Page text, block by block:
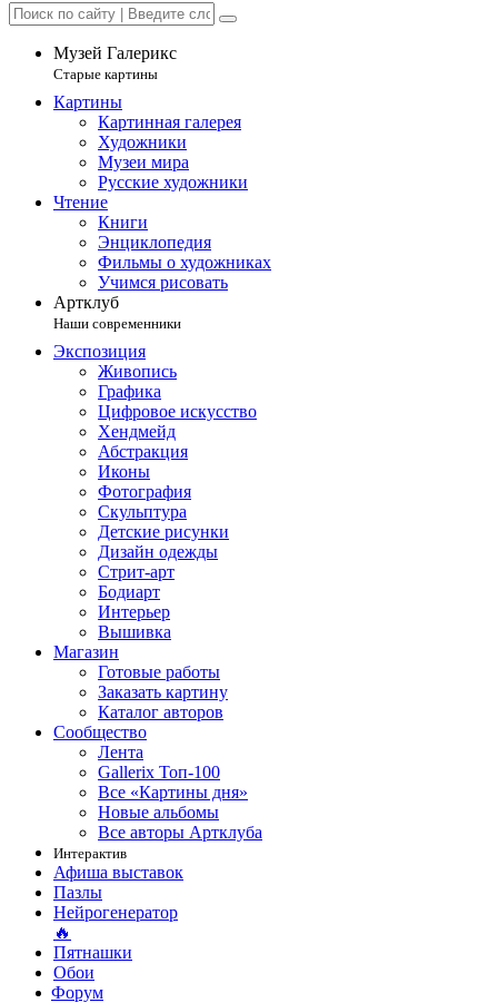
Музей Галерикс
Старые картины
Картины
Картинная галерея
Художники
Музеи мира
Русские художники
Чтение
Книги
Энциклопедия
Фильмы о художниках
Учимся рисовать
Артклуб
Наши современники
Экспозиция
Живопись
Графика
Цифровое искусство
Хендмейд
Абстракция
Иконы
Фотография
Скульптура
Детские рисунки
Дизайн одежды
Стрит-арт
Бодиарт
Интерьер
Вышивка
Магазин
Готовые работы
Заказать картину
Каталог авторов
Сообщество
Лента
Gallerix Топ-100
Все «Картины дня»
Новые альбомы
Все авторы Артклуба
Интерактив
Афиша выставок
Пазлы
Нейрогенератор
🔥
Пятнашки
Обои
Форум